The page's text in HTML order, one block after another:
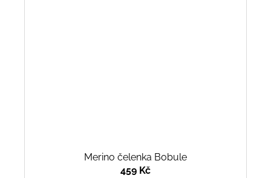
Merino čelenka Bobule
459 Kč